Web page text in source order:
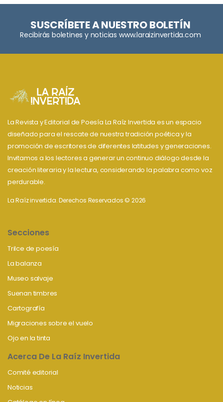
SUSCRÍBETE A NUESTRO BOLETÍN
Recibirás boletines y noticias www.laraizinvertida.com
La Revista y Editorial de Poesía La Raíz Invertida es un espacio
diseñado para el rescate de nuestra tradición poética y la
promoción de escritores de diferentes latitudes y generaciones.
Invitamos a los lectores a generar un continuo diálogo desde la
creación literaria y la lectura, considerando la palabra como voz
perdurable.
La Raíz invertida. Derechos Reservados © 2026
Secciones
Trilce de poesía
La balanza
Museo salvaje
Suenan timbres
Cartografía
Migraciones sobre el vuelo
Ojo en la tinta
Acerca De La Raíz Invertida
Comité editorial
Noticias